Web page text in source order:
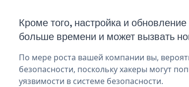
Кроме того, настройка и
больше времени и может вызвать
По мере роста вашей компании вы,
безопасности, поскольку хакеры могут
уязвимости в системе безопасности.